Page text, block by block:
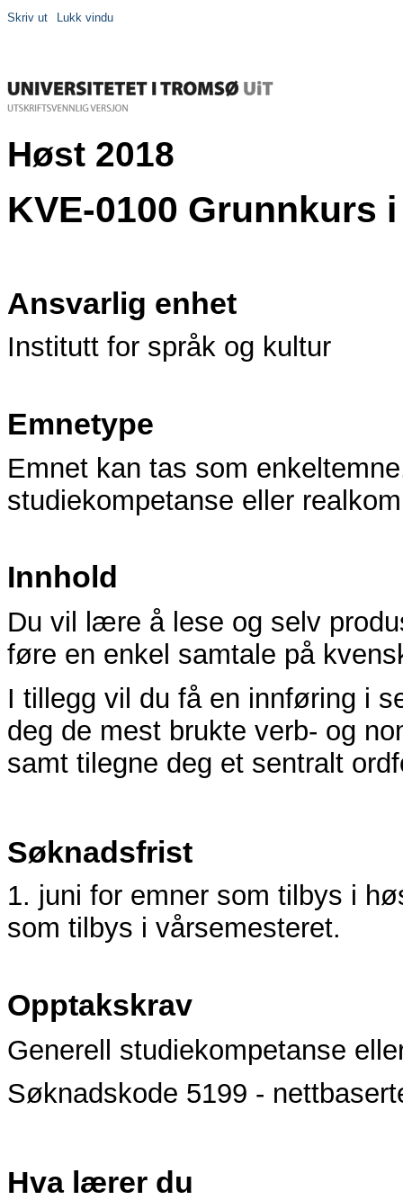
Skriv ut Lukk vindu
Høst 2018
KVE-0100 Grunnkurs
Ansvarlig enhet
Institutt for språk og kultur
Emnetype
Emnet kan tas som
studiekompetanse eller
Innhold
Du vil lære å lese og selv
føre en enkel samtale på
I tillegg vil du få en innføring i
deg de mest brukte verb- og
samt tilegne deg et sentralt
Søknadsfrist
1. juni for emner som tilbys i
som tilbys i vårsemesteret.
Opptakskrav
Generell studiekompetanse
Søknadskode 5199 -
Hva lærer du